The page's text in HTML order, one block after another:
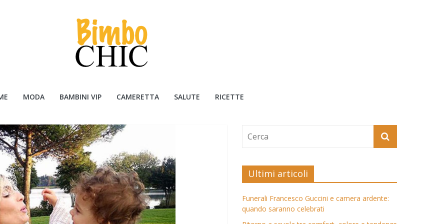
MODA BAMBINI VIP CAMERETTA SALUTE RICETTE
Ultimi articoli
Funerali Francesco Guccini e camera ardente:
quando saranno celebrati